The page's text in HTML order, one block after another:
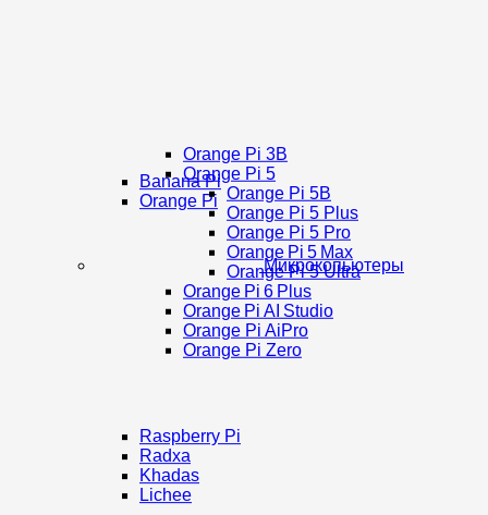
Микрокопьютеры
Banana Pi
Orange Pi
Orange Pi 3B
Orange Pi 5
Orange Pi 5B
Orange Pi 5 Plus
Orange Pi 5 Pro
Orange Pi 5 Max
Orange Pi 5 Ultra
Orange Pi 6 Plus
Orange Pi AI Studio
Orange Pi AiPro
Orange Pi Zero
Raspberry Pi
Radxa
Khadas
Lichee